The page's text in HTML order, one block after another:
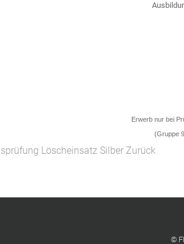
Erwerb nur bei
(Gruppe
Löscheinsatz Silber Zurück
©